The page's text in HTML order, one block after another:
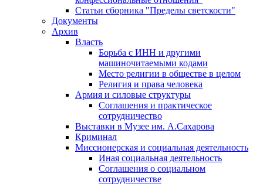
Статьи сборника "Пределы светскости"
Документы
Архив
Власть
Борьба с ИНН и другими
машиночитаемыми кодами
Место религии в обществе в целом
Религия и права человека
Армия и силовые структуры
Соглашения и практическое
сотрудничество
Выставки в Музее им. А.Сахарова
Криминал
Миссионерская и социальная деятельность
Иная социальная деятельность
Соглашения о социальном
сотрудничестве